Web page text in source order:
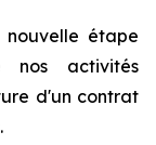
nouvelle étape
nos activités
d'un contrat